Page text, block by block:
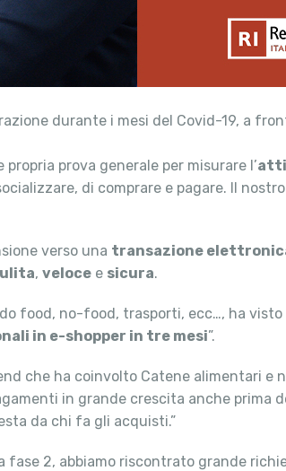
durante i mesi del Covid-19, a
prova generale per misurare l’
di comprare e pagare. Il
verso una transazione
, veloce e sicura.
food, no-food, trasporti, ecc…, ha
in e-shopper in tre mesi”.
che ha coinvolto Catene alimentari e
in grande crescita anche prima
da chi fa gli acquisti.”
fase 2, abbiamo riscontrato grande